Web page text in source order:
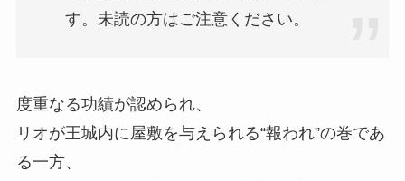
す。 未読の方はご注意ください。
度重なる功績が認められ、
リオが王城内に屋敷を与えられる“報われ”の巻であ
る一方、